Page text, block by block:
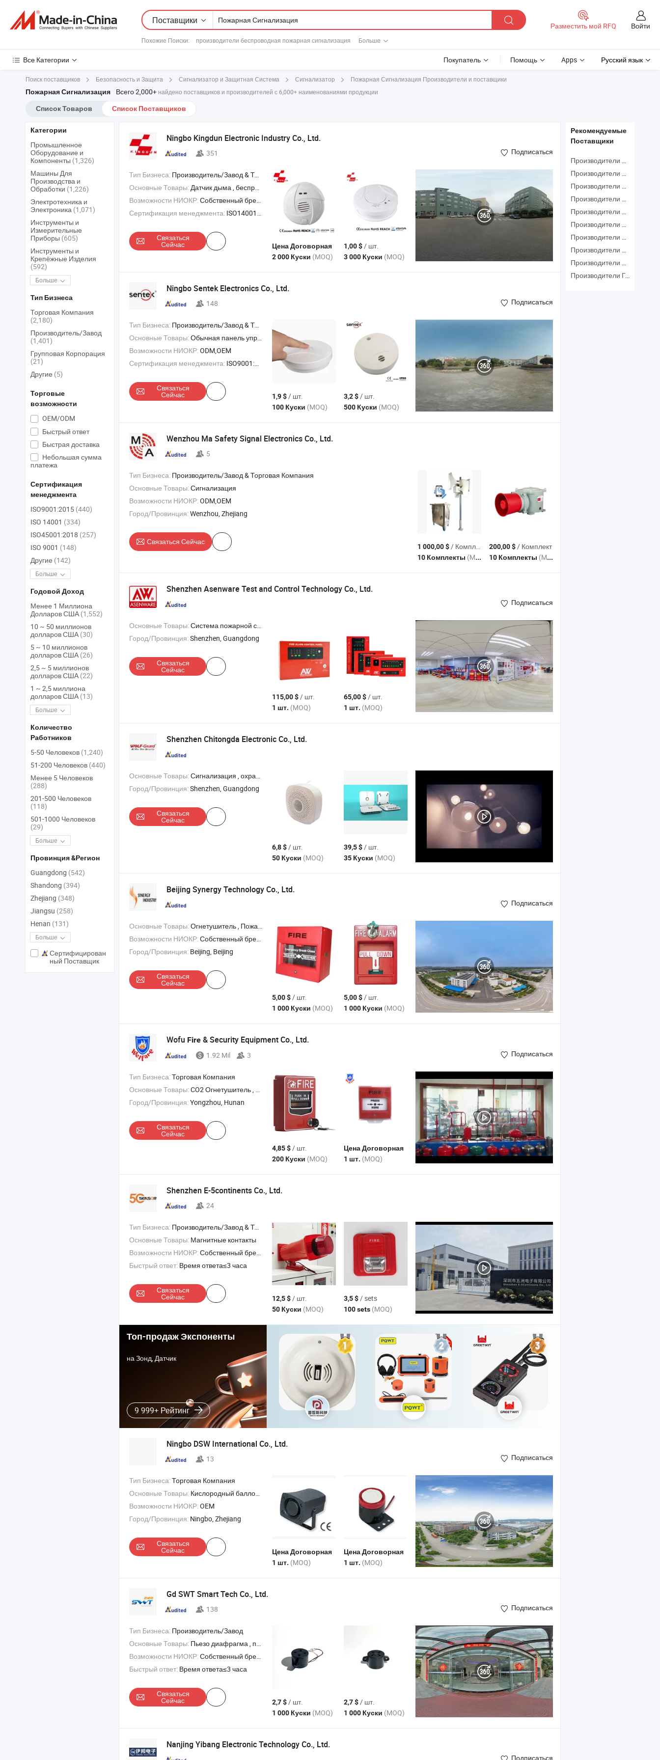
Поставщики
Похожие Поиски: производители беспроводная пожарная сигнализация Больше
Разместить мой RFQ Войти
Все Категории Покупатель Помощь Apps Русский язык
Поиск поставщиков Безопасность и Защита Сигнализатор и Защитная Система Сигнализатор Пожарная Сигнализация Производители и поставщики
Пожарная Сигнализация Всего 2,000+ найдено поставщиков и производителей с 6,000+ наименованиями продукции
Список Товаров Список Поставщиков
Ningbo Kingdun Electronic Industry Co., Ltd.
351 Подписаться
Тип Бизнеса: Производитель/Завод & Торговая Компания
Основные Товары:Датчик дыма , беспроводной онлайн-датчик дыма , датчик угарного газа , газовый датчик , измеритель мощности
Возможности НИОКР:Собственный бренд,ODM,OEM
Сертификация менеджмента: ISO14001, ISO45001:2018
Связаться
Сейчас
Цена Договорная
2 000 Куски (MOQ)
1,00 $/ шт.
3 000 Куски (MOQ)
Ningbo Sentek Electronics Co., Ltd.
148 Подписаться
Тип Бизнеса: Производитель/Завод & Торговая Компания
Основные Товары:Обычная панель управления пожарной сигнализацией
Возможности НИОКР:ODM,OEM
Сертификация менеджмента: ISO9001:2015
Связаться
Сейчас 1,9 $/ шт.
100 Куски (MOQ)
3,2 $/ шт.
500 Куски (MOQ)
Wenzhou Ma Safety Signal Electronics Co., Ltd.
5
Тип Бизнеса: Производитель/Завод & Торговая Компания
Основные Товары:Сигнализация
Возможности НИОКР:ODM,OEM
Город/Провинция:Wenzhou, Zhejiang
Связаться Сейчас
1 000,00 $/ Комплект
10 Комплекты (MOQ)
200,00 $/ Комплект
10 Комплекты (MOQ)
Shenzhen Asenware Test and Control Technology Co., Ltd.
Подписаться
Основные Товары:Система пожарной сигнализации , Датчик дыма , Панель управления пожарной сигнализацией , Пожарная сигнализация , FM200
Город/Провинция:Shenzhen, Guangdong
Связаться
Сейчас
115,00 $/ шт.
1 шт. (MOQ)
65,00 $/ шт.
1 шт. (MOQ)
Shenzhen Chitongda Electronic Co., Ltd.
Основные Товары:Сигнализация , охранная сигнализация , система безопасности , GSM сигнализация , беспроводная домашняя безопасность
Город/Провинция:Shenzhen, Guangdong
Связаться
Сейчас
6,8 $/ шт.
50 Куски (MOQ)
39,5 $/ шт.
35 Куски (MOQ)
Beijing Synergy Technology Co., Ltd.
Подписаться
Основные Товары:Огнетушитель , Пожарный шланг , Катушка и шкаф для пожарного шланга , Пожарное оборудование , Система спринклеров
Возможности НИОКР:Собственный бренд,ODM
Город/Провинция: Beijing, Beijing
Связаться
Сейчас
5,00 $/ шт.
1 000 Куски (MOQ)
5,00 $/ шт.
1 000 Куски (MOQ)
Wofu Fire & Security Equipment Co., Ltd.
1.92 Mil 3 Подписаться
Тип Бизнеса:Торговая Компания
Основные Товары:CO2 Огнетушитель , Огнетушащая простыня , Аксессуары для огнетушителей , Огнетушитель , Оборудование для борьбы с огнем
Город/Провинция:Yongzhou, Hunan
Связаться
Сейчас
4,85 $/ шт.
200 Куски (MOQ)
Цена Договорная
1 шт. (MOQ)
Shenzhen E-5continents Co., Ltd.
24
Тип Бизнеса: Производитель/Завод & Торговая Компания
Основные Товары: Магнитные контакты
Возможности НИОКР:Собственный бренд,ODM
Быстрый ответ: Время ответа≤3 часа
Связаться
Сейчас 12,5 $/ шт.
50 Куски (MOQ)
3,5 $/ sets
100 sets (MOQ)
Топ-продаж Экспоненты
на Зонд, Датчик
9 999+ Рейтинг
Ningbo DSW International Co., Ltd.
13 Подписаться
Тип Бизнеса:Торговая Компания
Основные Товары: Кислородный баллон , регулятор кислорода , газовый баллон , кислородный газовый баллон , кислородный бак
Возможности НИОКР:OEM
Город/Провинция: Ningbo, Zhejiang
Связаться
Сейчас
Цена Договорная
1 шт. (MOQ)
Цена Договорная
1 шт. (MOQ)
Gd SWT Smart Tech Co., Ltd.
138 Подписаться
Тип Бизнеса: Производитель/Завод
Основные Товары: Пьезо диафрагма , пьезо датчик , зуммер , ультразвуковой датчик , пьезо ультразвуковой преобразователь
Возможности НИОКР:Собственный бренд,ODM,OEM
Быстрый ответ: Время ответа≤3 часа
Связаться
Сейчас 2,7 $/ шт.
1 000 Куски (MOQ)
2,7 $/ шт.
1 000 Куски (MOQ)
Nanjing Yibang Electronic Technology Co., Ltd.
Подписаться
Категории
Промышленное
Оборудование и
Компоненты (1,326)
Машины Для
Производства и
Обработки (1,226)
Электротехника и
Электроника (1,071)
Инструменты и
Измерительные
Приборы (605)
Инструменты и
Крепёжные Изделия
(592)
Больше
Тип Бизнеса
Торговая Компания
(2,180)
Производитель/Завод
(1,401)
Групповая Корпорация
(21)
Другие (5)
Торговые
возможности
OEM/ODM
Быстрый ответ
Быстрая доставка
Небольшая сумма
платежа
Сертификация
менеджмента
ISO9001:2015 (440)
ISO 14001 (334)
ISO45001:2018 (257)
ISO 9001 (148)
Другие (142)
Больше
Годовой Доход
Менее 1 Миллиона
Долларов США (1,552)
10 ~ 50 миллионов
долларов США (30)
5 ~ 10 миллионов
долларов США (26)
2,5 ~ 5 миллионов
долларов США (22)
1 ~ 2,5 миллиона
долларов США (13)
Больше
Количество
Работников
5-50 Человеков (1,240)
51-200 Человеков (440)
Менее 5 Человеков
(288)
201-500 Человеков
(118)
501-1000 Человеков
(29)
Больше
Провинция &Регион
Guangdong (542)
Shandong (394)
Zhejiang (348)
Jiangsu (258)
Henan (131)
Больше
Сертифицирован
ный Поставщик
Рекомендуемые
Поставщики
Производители Беспроводная Сигнализация
Производители Пожарный Шланг
Производители Личный Сигнал Тревоги
Производители Дым
Производители Пожарная Система
Производители Система Сигнализации
Производители Детектор
Производители Сигнализация Безопасности
Производители Тепловой Сигнализатор
Производители Газовая Сигнализация